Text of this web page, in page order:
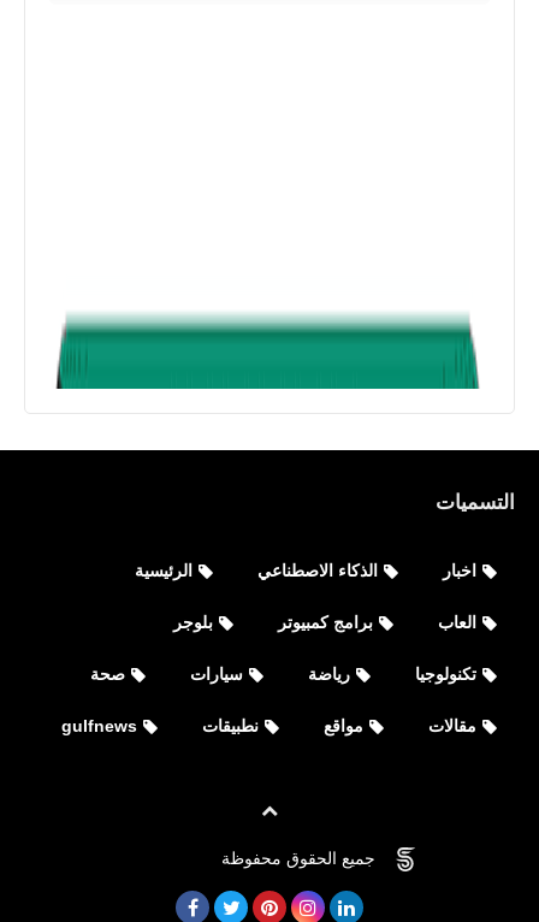
افضل برنامج Format Factory لتحويل
جميع صيغ مقاطع الفديو
التسميات
اخبار الذكاء الاصطناعي الرئيسية
العاب برامج كمبيوتر بلوجر
تكنولوجيا رياضة سيارات صحة
مقالات مواقع نطبيقات gulfnews
جميع الحقوق محفوظة